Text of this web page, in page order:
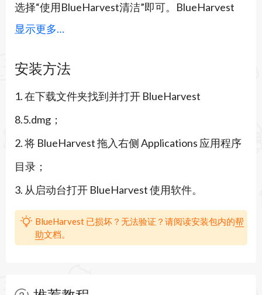
选择“使用BlueHarvest清洁”即可。BlueHarvest
的“设置”首选项非常简单，但功能却非常强大。
允许删除.Spotlight和.Trashes文件夹，请在系统偏
好设置->安全和隐私->隐私->完整磁盘访问下，授
予BlueHarvest“ Full Disk Access”。
BlueHarvest 8.3 的新特性：
保持干净。Blue Harvest不仅可以删除现有文件，
还可以阻止创建新文件。
简单的界面。使用BlueHarvest，只需单击两下鼠
标，即可使混乱的Mac变得更整洁。
清理文件夹？只需按住Control键单击即可。
显示更多…
安装方法
1. 在下载文件夹找到并打开 BlueHarvest
8.5.dmg；
2. 将 BlueHarvest 拖入右侧 Applications 应用程序
目录；
3. 从启动台打开 BlueHarvest 使用软件。
BlueHarvest 已损坏？无法验证？请阅读安装包内的帮
助文档。